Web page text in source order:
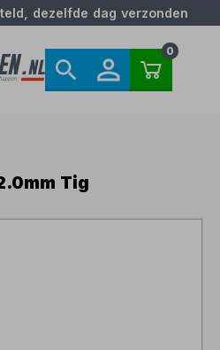
dezelfde dag verzonden
0
Tig